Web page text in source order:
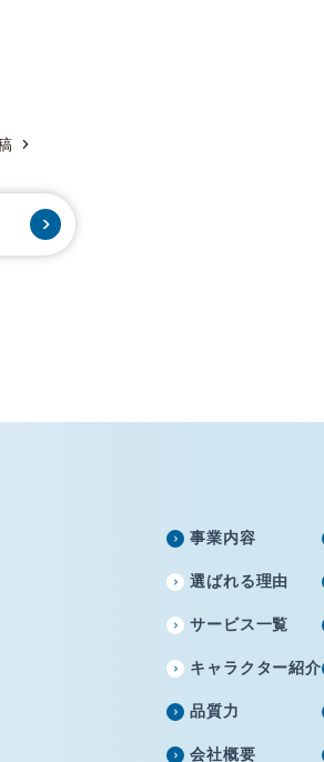
事業内容
選ばれる理由
サービス一覧
キャラクター紹介
品質力
会社概要